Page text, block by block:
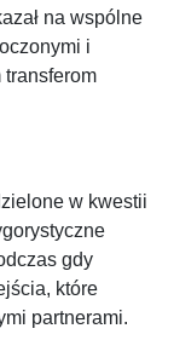
na wspólne
i
w kwestii
gdy
które
partnerami.